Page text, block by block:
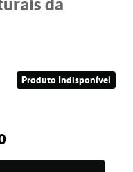
da
Produto Indisponível